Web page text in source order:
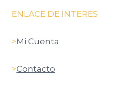
ENLACE DE INTERES
>Mi Cuenta
>Contacto